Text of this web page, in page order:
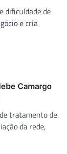
dificuldade de
e cria
Camargo
tratamento de
da rede,